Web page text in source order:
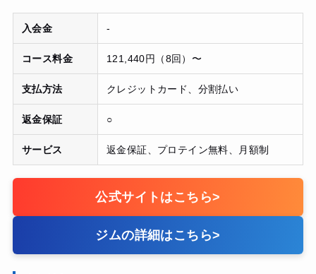
入会金 -
コース料金 121,440円（8回）〜
支払方法 クレジットカード、分割払い
返金保証 ○
サービス 返金保証、プロテイン無料、月額制
公式サイトはこちら>
ジムの詳細はこちら>